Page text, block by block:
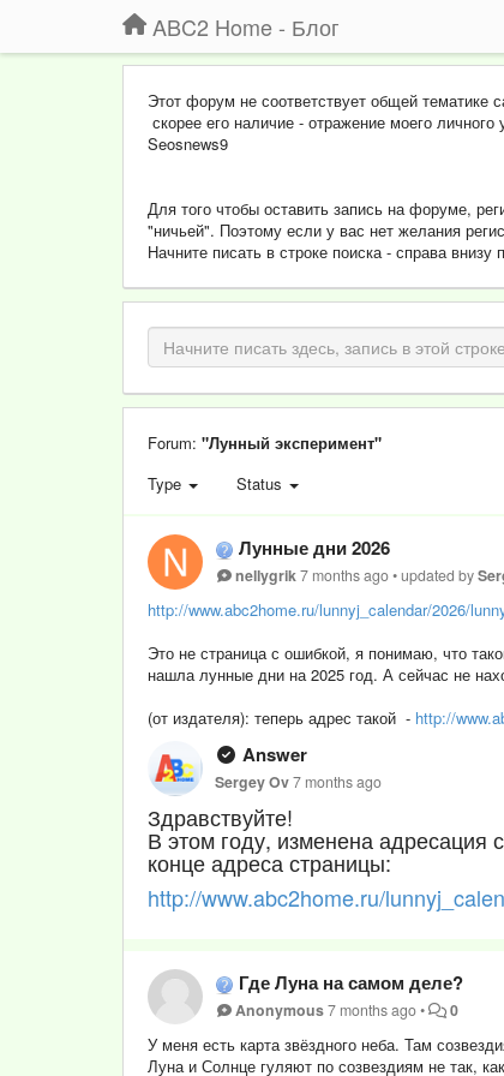
ABC2 Home - Блог
Этот форум не соответствует общей тематике
скорее его наличие - отражение моего личного
Seosnews9
Для того чтобы оставить запись на форуме,
"ничьей". Поэтому если у вас нет желания
Начните писать в строке поиска - справа
Forum: "Лунный эксперимент"
Type
Status
Лунные дни 2026
nellygrik7 months ago•updated by
http://www.abc2home.ru/lunnyj_calendar/2026/
Это не страница с ошибкой, я понимаю, что
нашла лунные дни на 2025 год. А сейчас не
(от издателя): теперь адрес такой - http://
Answer
Sergey Ov7 months ago
Здравствуйте!
В этом году, изменена
конце адреса страницы:
http://www.abc2home.ru/
Где Луна на самом деле?
Anonymous7 months ago• 0
У меня есть карта звёздного неба. Там
Луна и Солнце гуляют по созвездиям не так,